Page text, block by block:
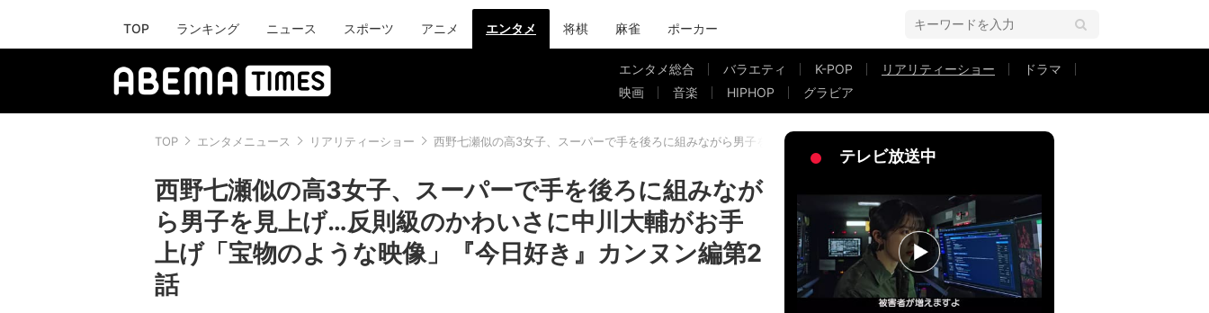
TOP ランキング ニュース スポーツ アニメ エンタメ 将棋 麻雀 ポーカー
エンタメ総合 バラエティ K-POP リアリティーショー
ドラマ
映画
音楽 HIPHOP グラビア
TOP エンタメニュース リアリティーショー 西野七瀬似の高3女子、スーパーで手を後ろに組みながら男子を見上げ…反則級のかわいさに中川大輔がお手上げ「宝物のような映像」『今日好き
西野七瀬似の高3女子、スーパーで手を後ろに組みなが
ら男子を見上げ…反則級のかわいさに中川大輔がお手
上げ「宝物のような映像」『今日好き』カンヌン編第2
話
テレビ放送中